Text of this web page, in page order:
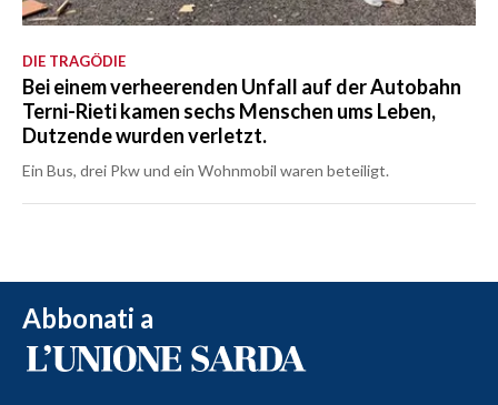
DIE TRAGÖDIE
Bei einem verheerenden Unfall auf der Autobahn
Terni-Rieti kamen sechs Menschen ums Leben,
Dutzende wurden verletzt.
Ein Bus, drei Pkw und ein Wohnmobil waren beteiligt.
Abbonati a